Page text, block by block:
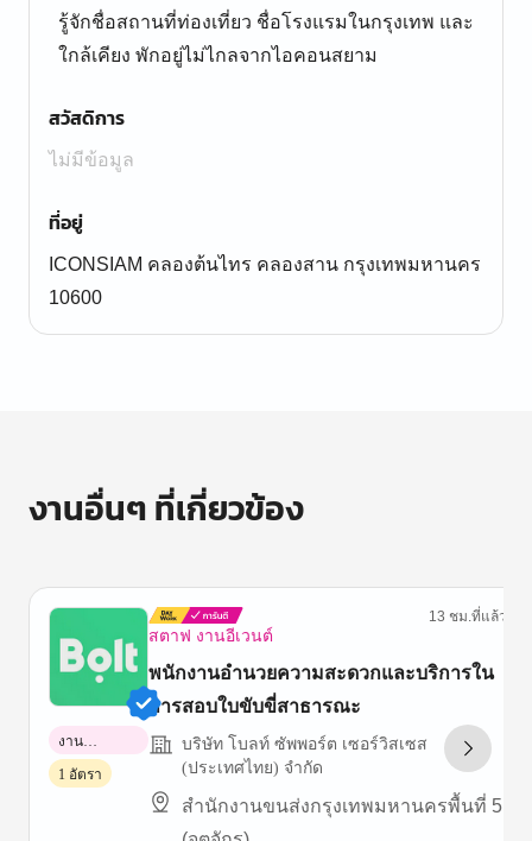
รู้จักชื่อสถานที่ท่องเที่ยว ชื่อโรงแรมในกรุงเทพ และ
ใกล้เคียง พักอยู่ไม่ไกลจากไอคอนสยาม
สวัสดิการ
ไม่มีข้อมูล
ที่อยู่
ICONSIAM คลองต้นไทร คลองสาน กรุงเทพมหานคร
10600
งานอื่นๆ ที่เกี่ยวข้อง
สตาฟ งานอีเวนต์
13 ชม.ที่แล้ว
พนักงานอำนวยความสะดวกและบริการใน
การสอบใบขับขี่สาธารณะ
บริษัท โบลท์ ซัพพอร์ต เซอร์วิสเซส
(ประเทศไทย) จำกัด
สำนักงานขนส่งกรุงเทพมหานครพื้นที่ 5
งาน
พาร์ทไทม์
1 อัตรา